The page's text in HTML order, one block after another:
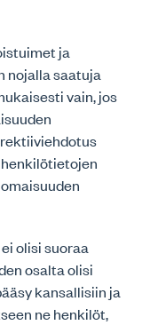
ja
nojalla saatuja
vain, jos
olisi suoraa
osalta olisi
kansallisiin ja
ne henkilöt,